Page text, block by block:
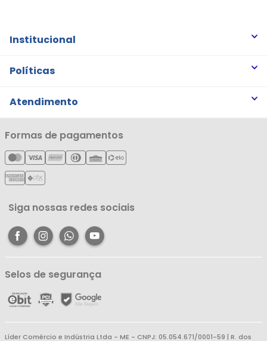
Institucional
Quem somos
Notícias
Cartão Líderzan
Políticas
Trocas e Devoluções
Política de Privacidade
Política de Entrega
Política de Reembolso
Atendimento
Minha Conta
Meus Pedidos
Meus Favoritos
Central de Atendimento
Formas de pagamentos
Siga nossas redes sociais
Selos de segurança
Líder Comércio e Indústria Ltda - ME - CNPJ: 05.054.671/0001-59 | R. dos